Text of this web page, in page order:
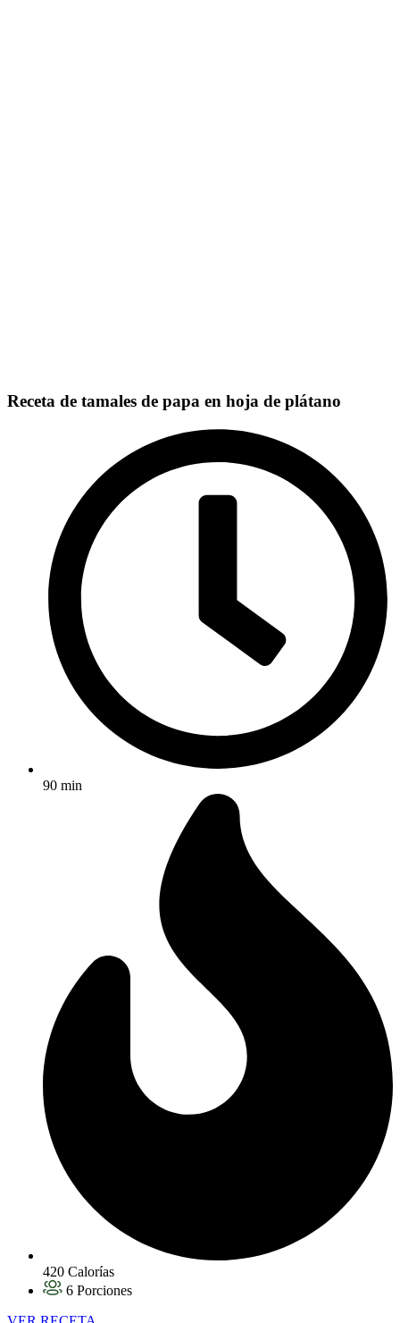
Receta de tamales de papa en hoja de plátano
90 min
420 Calorías
6 Porciones